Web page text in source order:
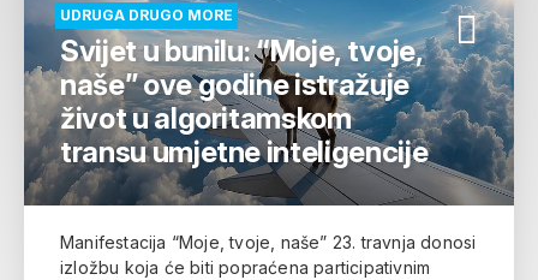
UDRUGA DRUGO MORE
Svijet u bunilu: “Moje, tvoje,
naše” ove godine istražuje
život u algoritamskom
transu umjetne inteligencije
Manifestacija “Moje, tvoje, naše” 23. travnja donosi
izložbu koja će biti popraćena participativnim